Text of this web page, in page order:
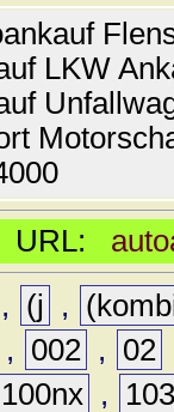
LKW
URL:
, (j ,
, 002 , 02
100nx ,